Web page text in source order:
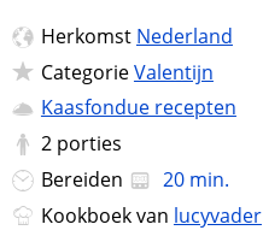
Herkomst Nederland
CategorieValentijn
Kaasfondue recepten
2 porties
Bereiden
20 min.
Kookboek van lucyvader